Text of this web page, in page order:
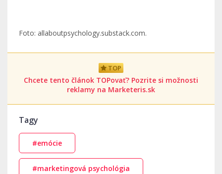
Foto: allaboutpsychology.substack.com.
TOP
Chcete tento článok TOPovať? Pozrite si možnosti
reklamy na Marketeris.sk
Tagy
#emócie
#marketingová psychológia